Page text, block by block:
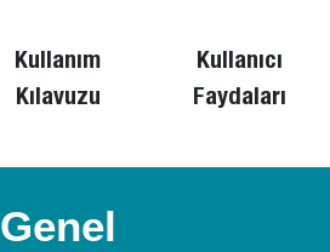
Kullanım
Kılavuzu
Kullanıcı
Faydaları
Genel